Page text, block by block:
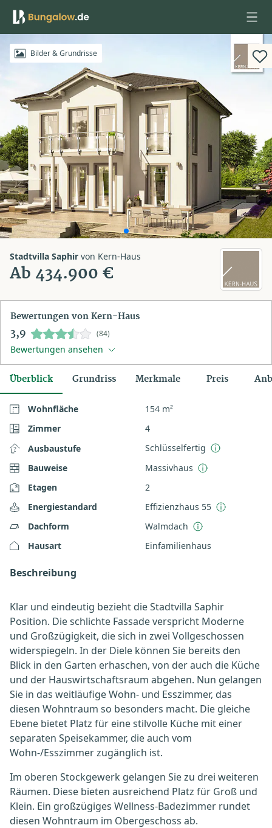
Anmelden
Bilder & Grundrisse
Stadtvilla Saphir von Kern-Haus
Ab 434.900 €
Bewertungen von Kern-Haus
3,9 (84)
Bewertungen ansehen
Überblick Grundriss Merkmale Preis
Wohnfläche
154 m²
Zimmer
4
Ausbaustufe
Schlüsselfertig
Bauweise
Massivhaus
Etagen
2
Energiestandard
Effizienzhaus 55
Dachform
Walmdach
Hausart
Einfamilienhaus
Beschreibung
Klar und eindeutig bezieht die Stadtvilla Saphir
Position. Die schlichte Fassade verspricht Moderne
und Großzügigkeit, die sich in zwei Vollgeschossen
widerspiegeln. In der Diele können Sie bereits den
Blick in den Garten erhaschen, von der auch die Küche
und der Hauswirtschaftsraum abgehen. Nun gelangen
Sie in das weitläufige Wohn- und Esszimmer, das
diesen Wohntraum so besonders macht. Die gleiche
Ebene bietet Platz für eine stilvolle Küche mit einer
separaten Speisekammer, die auch vom
Wohn-/Esszimmer zugänglich ist.
Im oberen Stockgewerk gelangen Sie zu drei weiteren
Räumen. Diese bieten ausreichend Platz für Groß und
Klein. Ein großzügiges Wellness-Badezimmer rundet
diesen Wohntraum im Obergeschoss ab.